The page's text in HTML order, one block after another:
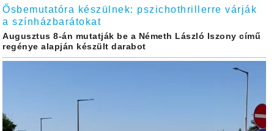
Ősbemutatóra készülnek: pszichothrillerre várják
a színházbarátokat
Augusztus 8-án mutatják be a Németh László Iszony című
regénye alapján készült darabot